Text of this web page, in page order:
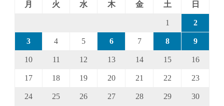
月
火 水 木 金 土 日
1 2
3 4 5 6 7 8 9
10 11 12 13 14 15 16
17 18 19 20 21 22 23
24 25 26 27 28 29 30